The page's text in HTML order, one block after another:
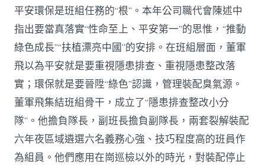
硬
團
隊〉
中
平安環保是班組任務的“根”。本年公司職代會陳述中
指出要當真落實“性命至上、平安第一”的思惟，“推動
綠色成長”“扶植漂亮中國”的安排。在班組層面，董軍
飛以為平安就是要重視隱患排查、重視隱患整改落
實；環保就是要晉陞“綠色”認識，管理裝配臭氣源。
董軍飛集結班組骨干，成立了“隱患排查整改小分
隊”。他擔負隊長，副班長擔負副隊長，兩套裂解裝配
六年夜區域遴選六名義務心強、技巧程度高的班員作
為組員。他們應用在崗巡檢以外的時光，對裝配停止